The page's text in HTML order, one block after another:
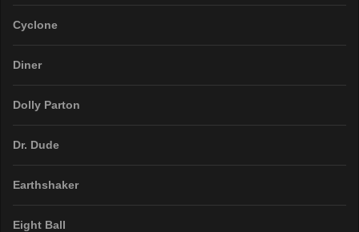
Cyclone
Diner
Dolly Parton
Dr. Dude
Earthshaker
Eight Ball